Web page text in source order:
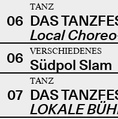
06
TANZ
DAS
Local
06
VERSCHIEDENES
Südpol Slam
07
TANZ
DAS
LOKALE